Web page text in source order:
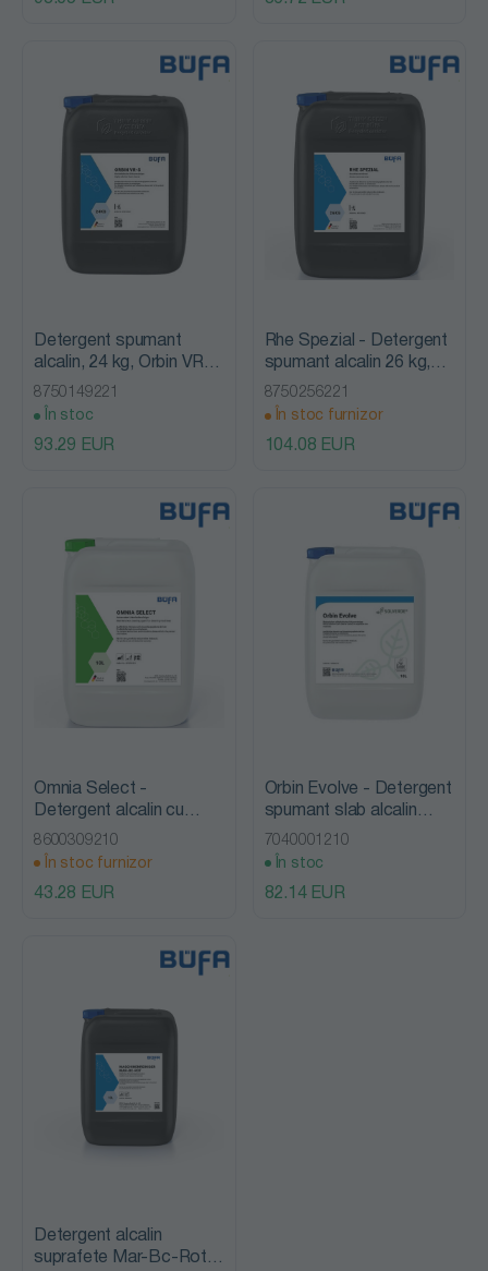
Detergent spumant
alcalin, 24 kg, Orbin VR-
S, Bufa
8750149221
În stoc
93.29 EUR
Rhe Spezial - Detergent
spumant alcalin 26 kg,
Bufa
8750256221
În stoc furnizor
104.08 EUR
Omnia Select -
Detergent alcalin cu
spumare redusa pentru
pardoseli, 10L, Bufa
8600309210
În stoc furnizor
43.28 EUR
Orbin Evolve - Detergent
spumant slab alcalin
ecologic, 10L, Bufa
7040001210
În stoc
82.14 EUR
Detergent alcalin
suprafete Mar-Bc-Rot,